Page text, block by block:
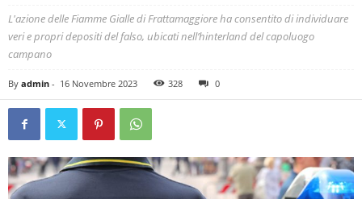
L'azione delle Fiamme Gialle di Frattamaggiore ha consentito di individuare
veri e propri depositi del falso, ubicati nell’hinterland del capoluogo
campano
By admin - 16 Novembre 2023 328 0